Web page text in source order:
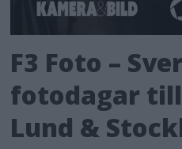
F3 Foto –
fotodagar
Lund &